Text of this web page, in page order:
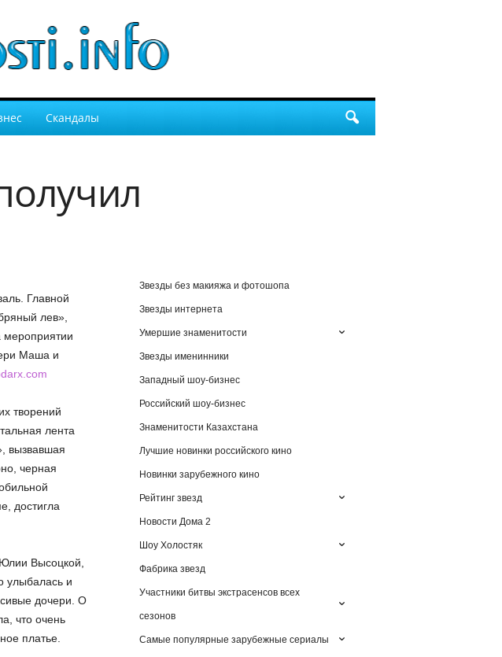
Скандалы
Главной
лев»,
мероприятии
Маша и
творений
лента
вызвавшая
черная
достигла
Высоцкой,
улыбалась и
дочери. О
что очень
платье.
Звезды без макияжа и фотошопа
Звезды интернета
Умершие знаменитости
Звезды именинники
Западный шоу-бизнес
Российский шоу-бизнес
Знаменитости Казахстана
Лучшие новинки российского кино
Новинки зарубежного кино
Рейтинг звезд
Новости Дома 2
Шоу Холостяк
Фабрика звезд
Участники битвы экстрасенсов всех
сезонов
Самые популярные зарубежные сериалы